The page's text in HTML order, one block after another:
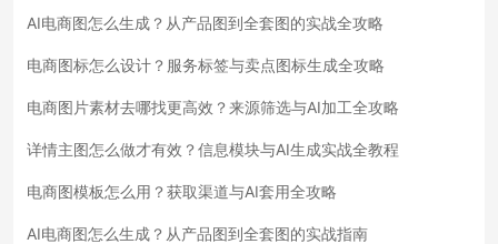
AI电商图怎么生成？从产品图到全套图的实战全攻略
电商图标怎么设计？服务标签与卖点图标生成全攻略
电商图片素材去哪找更高效？来源筛选与AI加工全攻略
详情主图怎么做才有效？信息模块与AI生成实战全教程
电商图模板怎么用？获取渠道与AI套用全攻略
AI电商图怎么生成？从产品图到全套图的实战指南